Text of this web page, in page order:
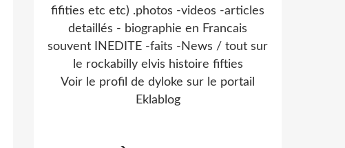
fifities etc etc) .photos -videos -articles
detaillés - biographie en Francais
souvent INEDITE -faits -News / tout sur
le rockabilly elvis histoire fifties
Voir le profil de dyloke sur le portail
Eklablog